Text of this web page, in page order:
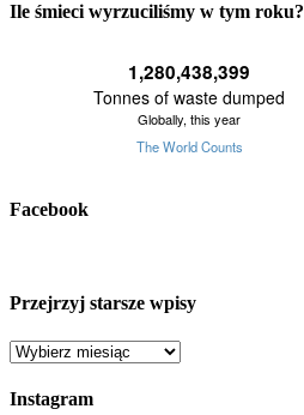
Ile śmieci wyrzuciliśmy w tym roku?
Facebook
Przejrzyj starsze wpisy
Przejrzyj
wpisy
Instagram